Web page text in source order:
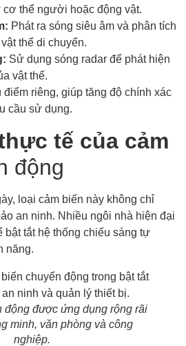
cơ thể người hoặc động vật.
Phát ra sóng siêu âm và phân tích
thể di chuyển.
Sử dụng sóng radar để phát hiện
vật thể.
riêng, giúp tăng độ chính xác
cầu sử dụng.
tế của cảm
động
loại cảm biến này không chỉ
an ninh. Nhiều ngôi nhà hiện đại
bật tắt hệ thống chiếu sáng tự
năng.
động được ứng dụng rộng rãi
minh, văn phòng và công
nghiệp.